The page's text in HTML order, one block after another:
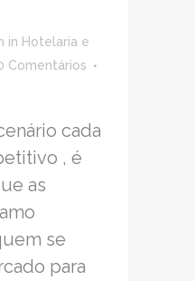
in Hotelaria e
Comentários
cada
, é
as
se
para